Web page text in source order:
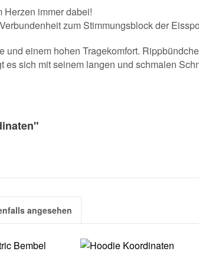
Herzen immer dabei!
zum Stimmungsblock der
und einem hohen Tragekomfort.
sich mit seinem langen und schmalen
angesehen